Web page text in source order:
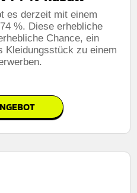
es derzeit mit einem
%. Diese erhebliche
Chance, ein
Kleidungsstück zu einem